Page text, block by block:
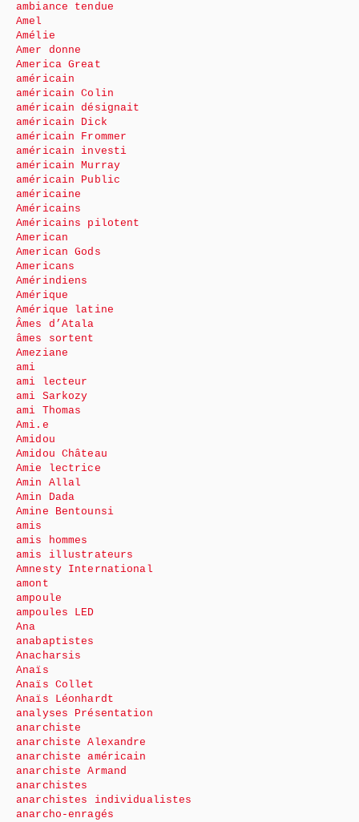
ambiance tendue
Amel
Amélie
Amer donne
America Great
américain
américain Colin
américain désignait
américain Dick
américain Frommer
américain investi
américain Murray
américain Public
américaine
Américains
Américains pilotent
American
American Gods
Americans
Amérindiens
Amérique
Amérique latine
Âmes d’Atala
âmes sortent
Ameziane
ami
ami lecteur
ami Sarkozy
ami Thomas
Ami.e
Amidou
Amidou Château
Amie lectrice
Amin Allal
Amin Dada
Amine Bentounsi
amis
amis hommes
amis illustrateurs
Amnesty International
amont
ampoule
ampoules LED
Ana
anabaptistes
Anacharsis
Anaïs
Anaïs Collet
Anaïs Léonhardt
analyses Présentation
anarchiste
anarchiste Alexandre
anarchiste américain
anarchiste Armand
anarchistes
anarchistes individualistes
anarcho-enragés